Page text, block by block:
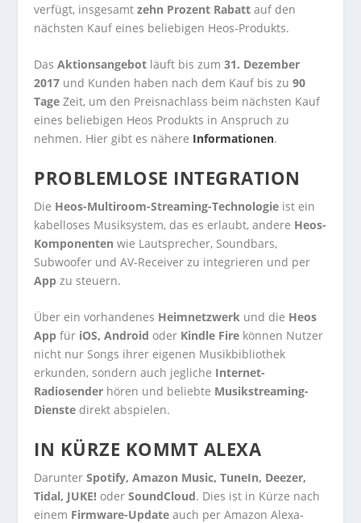
verfügt, insgesamtzehn Prozent Rabatt auf den
nächsten Kauf eines beliebigen Heos-Produkts.
DasAktionsangebot läuft bis zum 31. Dezember
2017 und Kunden haben nach dem Kauf bis zu90
Tage Zeit, um den Preisnachlass beim nächsten Kauf
eines beliebigen Heos Produkts in Anspruch zu
nehmen. Hier gibt es nähere Informationen.
PROBLEMLOSE INTEGRATION
Die Heos-Multiroom-Streaming-Technologie ist ein
kabelloses Musiksystem, das es erlaubt, andere Heos-
Komponenten wie Lautsprecher, Soundbars,
Subwoofer und AV-Receiver zu integrieren und per
App zu steuern.
Über ein vorhandenes Heimnetzwerk und die Heos
App für iOS, Android oder Kindle Fire können Nutzer
nicht nur Songs ihrer eigenen Musikbibliothek
erkunden, sondern auch jegliche Internet-
Radiosender hören und beliebte Musikstreaming-
Dienste direkt abspielen.
IN KÜRZE KOMMT ALEXA
DarunterSpotify, Amazon Music, TuneIn, Deezer,
Tidal, JUKE! oder SoundCloud. Dies ist in Kürze nach
einem Firmware-Update auch per Amazon Alexa-